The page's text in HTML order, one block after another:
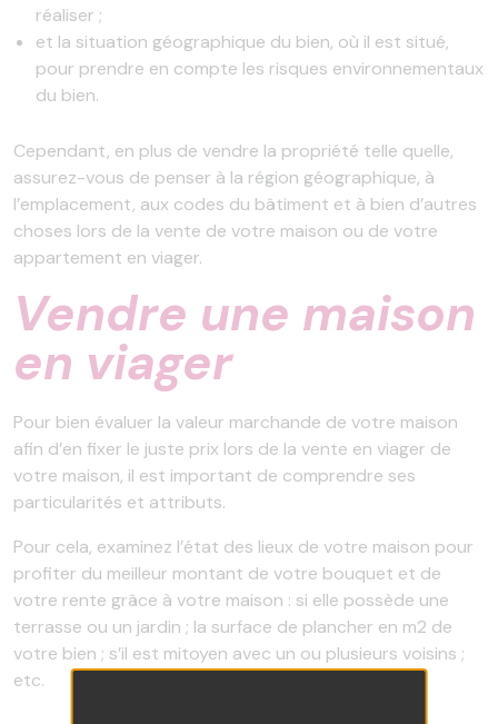
réaliser ;
et la situation géographique du bien, où il est situé,
pour prendre en compte les risques environnementaux
du bien.
Cependant, en plus de vendre la propriété telle quelle,
assurez-vous de penser à la région géographique, à
l’emplacement, aux codes du bâtiment et à bien d’autres
choses lors de la vente de votre maison ou de votre
appartement en viager.
Vendre une maison
en viager
Pour bien évaluer la valeur marchande de votre maison
afin d’en fixer le juste prix lors de la vente en viager de
votre maison, il est important de comprendre ses
particularités et attributs.
Pour cela, examinez l’état des lieux de votre maison pour
profiter du meilleur montant de votre bouquet et de
votre rente grâce à votre maison : si elle possède une
terrasse ou un jardin ; la surface de plancher en m2 de
votre bien ; s’il est mitoyen avec un ou plusieurs voisins ;
etc.